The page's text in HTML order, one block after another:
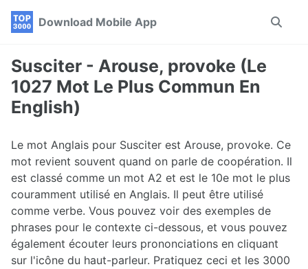
Skip
navigation
Skip
Skip
Download Mobile App
Toggle
Susciter - Arouse, provoke (Le
1027 Mot Le Plus Commun En
English)
Le mot Anglais pour Susciter est Arouse, provoke. Ce
mot revient souvent quand on parle de coopération. Il
est classé comme un mot A2 et est le 10e mot le plus
couramment utilisé en Anglais. Il peut être utilisé
comme verbe. Vous pouvez voir des exemples de
phrases pour le contexte ci-dessous, et vous pouvez
également écouter leurs prononciations en cliquant
sur l'icône du haut-parleur. Pratiquez ceci et les 3000